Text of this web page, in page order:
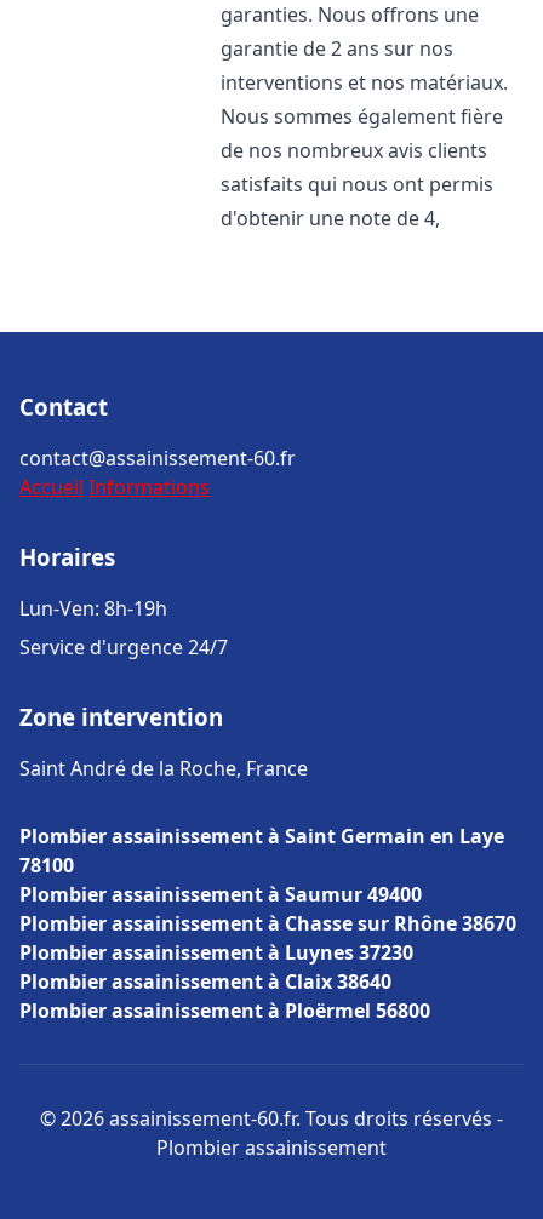
garanties. Nous offrons une
garantie de 2 ans sur nos
interventions et nos matériaux.
Nous sommes également fière
de nos nombreux avis clients
satisfaits qui nous ont permis
d'obtenir une note de 4,
Contact
contact@assainissement-60.fr
Accueil Informations
Horaires
Lun-Ven: 8h-19h
Service d'urgence 24/7
Zone intervention
Saint André de la Roche, France
Plombier assainissement à Saint Germain en Laye
78100
Plombier assainissement à Saumur 49400
Plombier assainissement à Chasse sur Rhône 38670
Plombier assainissement à Luynes 37230
Plombier assainissement à Claix 38640
Plombier assainissement à Ploërmel 56800
© 2026 assainissement-60.fr. Tous droits réservés -
Plombier assainissement